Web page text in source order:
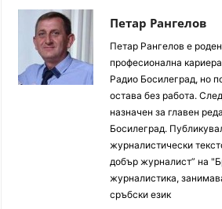
Петар Рангелов
Петaр Рангелов е
професионална
Радио Босилеград, но
остава без работа.
назначен за главен
Босилеград.
журналистически
добър журналист” на
журналистика,
сръбски език